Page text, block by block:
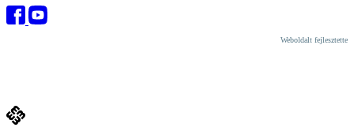
Weboldalt fejlesztette